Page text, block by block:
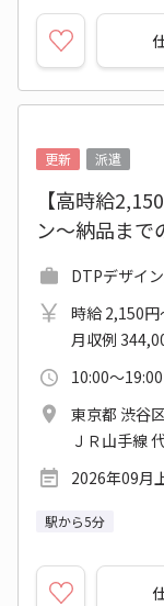
更新
派遣
【高時給
ン～納品まで
DTPデザイ
時給 2,150
月収例
10:00～
東京都 渋谷
ＪＲ山手線
2026年09月
駅から5分